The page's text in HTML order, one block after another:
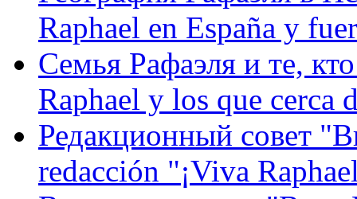
Raphael en España y
Семья Рафаэля и те,
Raphael y los que cerca
Редакционный совет
redacción "¡Viva